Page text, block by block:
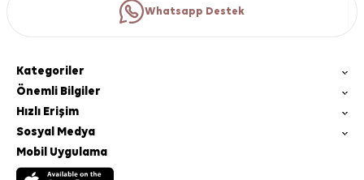
Whatsapp Destek
Kategoriler
Önemli Bilgiler
Hızlı Erişim
Sosyal Medya
Mobil Uygulama